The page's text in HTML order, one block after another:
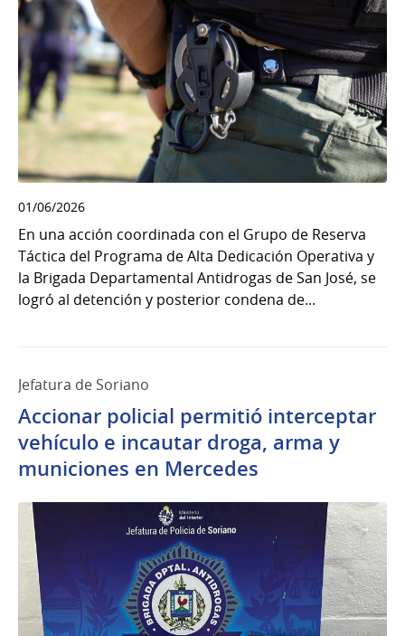
01/06/2026
En una acción coordinada con el Grupo de Reserva
Táctica del Programa de Alta Dedicación Operativa y
la Brigada Departamental Antidrogas de San José, se
logró al detención y posterior condena de...
Jefatura de Soriano
Accionar policial permitió interceptar
vehículo e incautar droga, arma y
municiones en Mercedes